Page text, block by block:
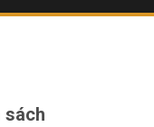
sách